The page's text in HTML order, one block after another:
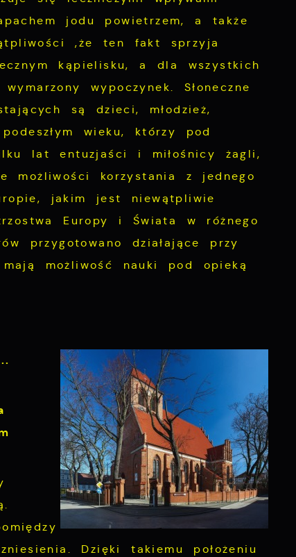
jodu powietrzem, a także
,że ten fakt sprzyja
kąpielisku, a dla wszystkich
wypoczynek. Słoneczne
są dzieci, młodzież,
wieku, którzy pod
lat entuzjaści i miłośnicy żagli,
możliwości korzystania z jednego
jakim jest niewątpliwie
Europy i Świata w różnego
przygotowano działające przy
możliwość nauki pod opieką
Dzięki takiemu położeniu